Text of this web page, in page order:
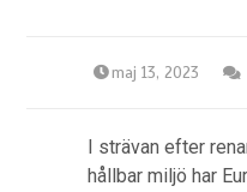
maj 13, 2023
I strävan efter
hållbar miljö har